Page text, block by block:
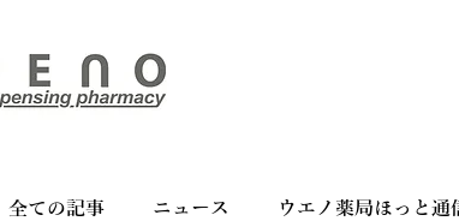
全ての記事 ニュース ウエノ薬局ほっと通